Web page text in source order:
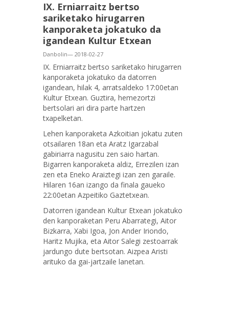
IX. Erniarraitz bertso
sariketako hirugarren
kanporaketa jokatuko da
igandean Kultur Etxean
Danbolin— 2018-02-27
IX. Erniarraitz bertso sariketako hirugarren
kanporaketa jokatuko da datorren
igandean, hilak 4, arratsaldeko 17:00etan
Kultur Etxean. Guztira, hemezortzi
bertsolari ari dira parte hartzen
txapelketan.
Lehen kanporaketa Azkoitian jokatu zuten
otsailaren 18an eta Aratz Igarzabal
gabiriarra nagusitu zen saio hartan.
Bigarren kanporaketa aldiz, Errezilen izan
zen eta Eneko Araiztegi izan zen garaile.
Hilaren 16an izango da finala gaueko
22:00etan Azpeitiko Gaztetxean.
Datorren igandean Kultur Etxean jokatuko
den kanporaketan Peru Abarrategi, Aitor
Bizkarra, Xabi Igoa, Jon Ander Iriondo,
Haritz Mujika, eta Aitor Salegi zestoarrak
jardungo dute bertsotan. Aizpea Aristi
arituko da gai-jartzaile lanetan.